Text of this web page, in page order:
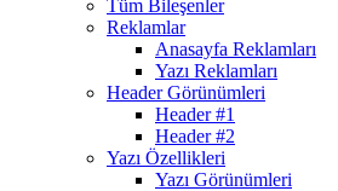
Tüm Bileşenler
Reklamlar
Anasayfa Reklamları
Yazı Reklamları
Header Görünümleri
Header #1
Header #2
Yazı Özellikleri
Yazı Görünümleri